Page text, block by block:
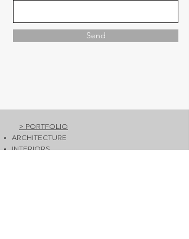
Send
> PORTFOLIO
ARCHITECTURE
INTERIORS